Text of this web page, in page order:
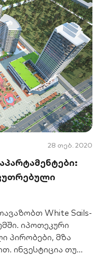
28 თებ. 2020
White Sails-
იპოთეკური
პირობები, მზა
ინვესტიცია თუ